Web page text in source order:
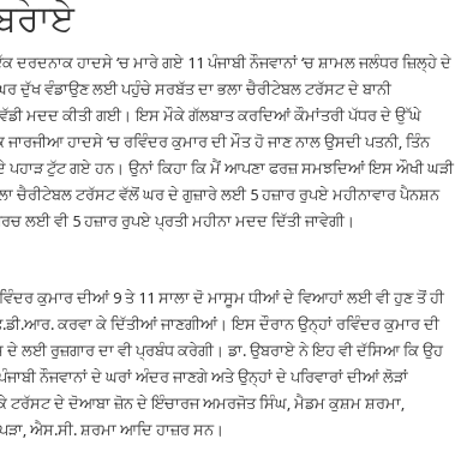
ਦਰਦਨਾਕ ਹਾਦਸੇ ‘ਚ ਮਾਰੇ ਗਏ 11 ਪੰਜਾਬੀ ਨੌਜਵਾਨਾਂ ‘ਚ ਸ਼ਾਮਲ ਜਲੰਧਰ ਜ਼ਿਲ੍ਹੇ ਦੇ
ਦੁੱਖ ਵੰਡਾਉਣ ਲਈ ਪਹੁੰਚੇ ਸਰਬੱਤ ਦਾ ਭਲਾ ਚੈਰੀਟੇਬਲ ਟਰੱਸਟ ਦੇ ਬਾਨੀ
ਵੱਡੀ ਮਦਦ ਕੀਤੀ ਗਈ। ਇਸ ਮੌਕੇ ਗੱਲਬਾਤ ਕਰਦਿਆਂ ਕੌਮਾਂਤਰੀ ਪੱਧਰ ਦੇ ਉੱਘੇ
ਹਾਦਸੇ ‘ਚ ਰਵਿੰਦਰ ਕੁਮਾਰ ਦੀ ਮੌਤ ਹੋ ਜਾਣ ਨਾਲ ਉਸਦੀ ਪਤਨੀ, ਤਿੰਨ
ਪਹਾੜ ਟੁੱਟ ਗਏ ਹਨ। ਉਨਾਂ ਕਿਹਾ ਕਿ ਮੈਂ ਆਪਣਾ ਫਰਜ਼ ਸਮਝਦਿਆਂ ਇਸ ਔਖੀ ਘੜੀ
ਚੈਰੀਟੇਬਲ ਟਰੱਸਟ ਵੱਲੋਂ ਘਰ ਦੇ ਗੁਜ਼ਾਰੇ ਲਈ 5 ਹਜ਼ਾਰ ਰੁਪਏ ਮਹੀਨਾਵਾਰ ਪੈਨਸ਼ਨ
ਲਈ ਵੀ 5 ਹਜ਼ਾਰ ਰੁਪਏ ਪ੍ਰਤੀ ਮਹੀਨਾ ਮਦਦ ਦਿੱਤੀ ਜਾਵੇਗੀ।
ਕੁਮਾਰ ਦੀਆਂ 9 ਤੇ 11 ਸਾਲਾ ਦੋ ਮਾਸੂਮ ਧੀਆਂ ਦੇ ਵਿਆਹਾਂ ਲਈ ਵੀ ਹੁਣ ਤੋਂ ਹੀ
ਕਰਵਾ ਕੇ ਦਿੱਤੀਆਂ ਜਾਣਗੀਆਂ। ਇਸ ਦੌਰਾਨ ਉਨ੍ਹਾਂ ਰਵਿੰਦਰ ਕੁਮਾਰ ਦੀ
ਦੇ ਲਈ ਰੁਜ਼ਗਾਰ ਦਾ ਵੀ ਪ੍ਰਬੰਧ ਕਰੇਗੀ। ਡਾ. ਉਬਰਾਏ ਨੇ ਇਹ ਵੀ ਦੱਸਿਆ ਕਿ ਉਹ
ਨੌਜਵਾਨਾਂ ਦੇ ਘਰਾਂ ਅੰਦਰ ਜਾਣਗੇ ਅਤੇ ਉਨ੍ਹਾਂ ਦੇ ਪਰਿਵਾਰਾਂ ਦੀਆਂ ਲੋੜਾਂ
ਟਰੱਸਟ ਦੇ ਦੋਆਬਾ ਜ਼ੋਨ ਦੇ ਇੰਚਾਰਜ ਅਮਰਜੋਤ ਸਿੰਘ, ਮੈਡਮ ਕੁਸ਼ਮ ਸ਼ਰਮਾ,
ਐਸ.ਸੀ. ਸ਼ਰਮਾ ਆਦਿ ਹਾਜ਼ਰ ਸਨ।